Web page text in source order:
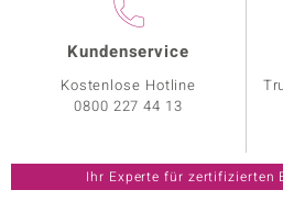
Kundenservice
Kostenlose Hotline
0800 227 44 13
Ihr Experte für zertifizierten